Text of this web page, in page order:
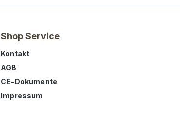
Shop Service
Kontakt
AGB
CE-Dokumente
Impressum